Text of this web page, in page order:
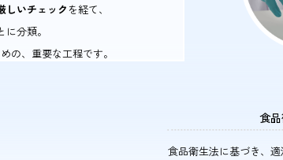
ミツバチが受粉を
手助けしてくれます
は2品種以上が栽培されています。
アーモンドの品種は、約30種あります。
しいチェックを経て、
分類。
の、重要な工程です。
食
食品衛生法に基づき、